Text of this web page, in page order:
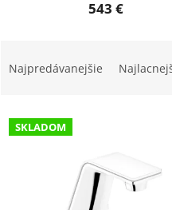
543 €
n
Najpredávanejšie
V SKLADOM